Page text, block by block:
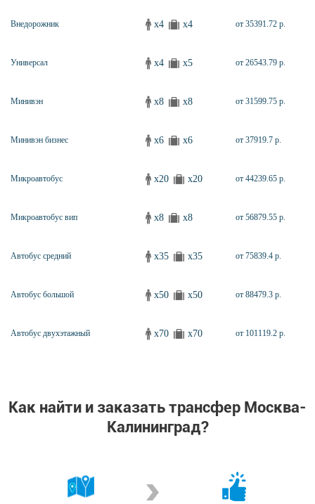
Внедорожник x4 x4 от 35391.72 р.
Универсал x4 x5 от 26543.79 р.
Минивэн x8 x8 от 31599.75 р.
Минивэн бизнес x6 x6 от 37919.7 р.
Микроавтобус x20 x20 от 44239.65 р.
Микроавтобус вип x8 x8 от 56879.55 р.
Автобус средний x35 x35 от 75839.4 р.
Автобус большой x50 x50 от 88479.3 р.
Автобус двухэтажный x70 x70 от 101119.2 р.
Как найти и заказать трансфер Москва-
Калининград?